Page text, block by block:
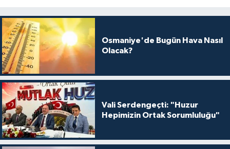
Osmaniye'de Bugün Hava Nasıl
Olacak?
Vali Serdengeçti: "Huzur
Hepimizin Ortak Sorumluluğu"